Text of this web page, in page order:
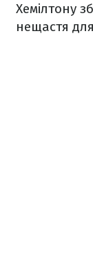
Хемілтону
нещастя